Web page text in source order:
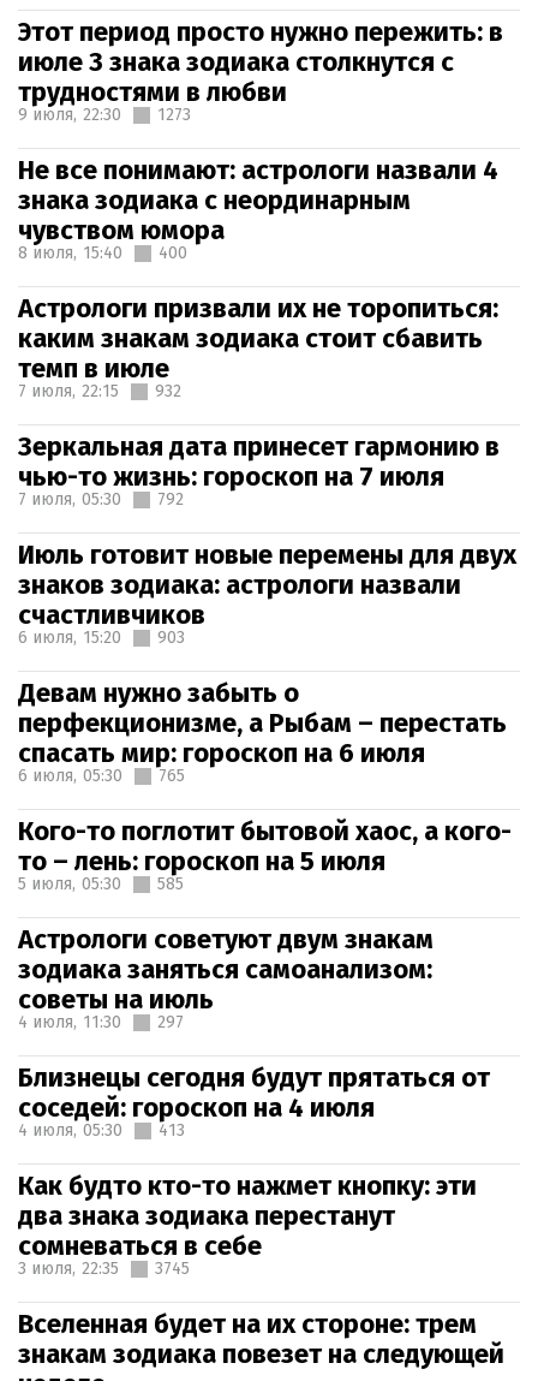
Этот период просто нужно пережить: в
июле 3 знака зодиака столкнутся с
трудностями в любви
9 июля, 22:30 1273
Не все понимают: астрологи назвали 4
знака зодиака с неординарным
чувством юмора
8 июля, 15:40 400
Астрологи призвали их не торопиться:
каким знакам зодиака стоит сбавить
темп в июле
7 июля, 22:15 932
Зеркальная дата принесет гармонию в
чью-то жизнь: гороскоп на 7 июля
7 июля, 05:30 792
Июль готовит новые перемены для двух
знаков зодиака: астрологи назвали
счастливчиков
6 июля, 15:20 903
Девам нужно забыть о
перфекционизме, а Рыбам – перестать
спасать мир: гороскоп на 6 июля
6 июля, 05:30 765
Кого-то поглотит бытовой хаос, а кого-
то – лень: гороскоп на 5 июля
5 июля, 05:30 585
Астрологи советуют двум знакам
зодиака заняться самоанализом:
советы на июль
4 июля, 11:30 297
Близнецы сегодня будут прятаться от
соседей: гороскоп на 4 июля
4 июля, 05:30 413
Как будто кто-то нажмет кнопку: эти
два знака зодиака перестанут
сомневаться в себе
3 июля, 22:35 3745
Вселенная будет на их стороне: трем
знакам зодиака повезет на следующей